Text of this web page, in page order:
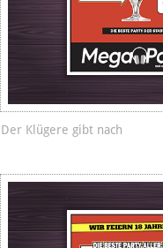
Der Klügere gibt nach